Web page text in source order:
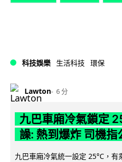
科技娛樂 生活科技 環保
Lawton 6 分
九巴車廂冷氣鎖定
譟: 熱到爆炸 司機
九巴車廂冷氣統一設定 25°C，